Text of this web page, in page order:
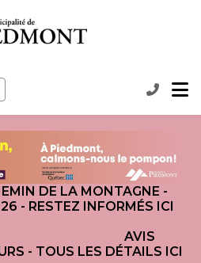
)
)
DE LA MONTAGNE -
- RESTEZ INFORMÉS ICI
AVIS
- TOUS LES DÉTAILS ICI